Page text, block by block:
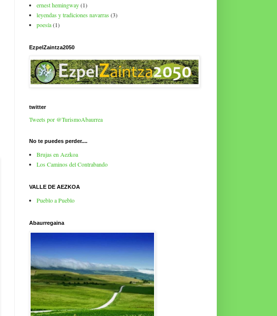
ernest hemingway(1)
leyendas y tradiciones navarras(3)
poesía(1)
EzpelZaintza2050
twitter
Tweets por @TurismoAbaurrea
No te puedes perder....
Brujas en Aezkoa
Los Caminos del Contrabando
VALLE DE AEZKOA
Pueblo a Pueblo
Abaurregaina